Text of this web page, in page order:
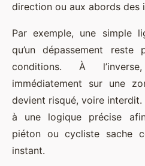
direction ou aux abords des
Par exemple, une simple
qu’un dépassement reste
conditions. À
immédiatement sur une
devient risqué, voire
à une logique précise
piéton ou cycliste sache
instant.